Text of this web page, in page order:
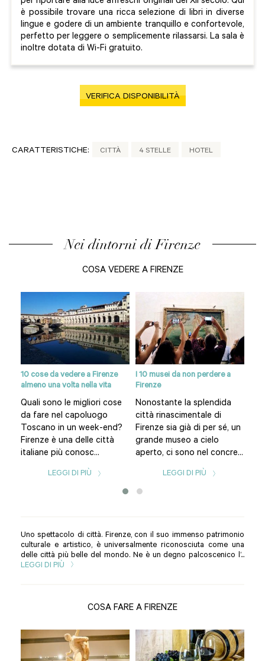
è possibile trovare una ricca selezione di libri in diverse
lingue e godere di un ambiente tranquillo e confortevole,
perfetto per leggere o semplicemente rilassarsi. La sala è
inoltre dotata di Wi-Fi gratuito.
VERIFICA DISPONIBILITÀ
CARATTERISTICHE: CITTÀ 4 STELLE HOTEL
Nei dintorni di Firenze
COSA VEDERE A FIRENZE
10 cose da vedere a Firenze
almeno una volta nella vita
Quali sono le migliori cose
da fare nel capoluogo
Toscano in un week-end?
Firenze è una delle città
italiane più conosc...
LEGGI DI PIÙ
I 10 musei da non perdere a
Firenze
Nonostante la splendida
città rinascimentale di
Firenze sia già di per sé, un
grande museo a cielo
aperto, ci sono nel concre...
LEGGI DI PIÙ
Uno spettacolo di città. Firenze, con il suo immenso patrimonio
culturale e artistico, è universalmente riconosciuta come una
delle città più belle del mondo. Ne è un degno palcoscenico l’...
LEGGI DI PIÙ
COSA FARE A FIRENZE